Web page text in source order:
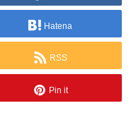
Hatena
RSS
Pin it